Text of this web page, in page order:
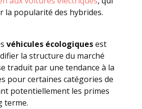
la popularité des hybrides.
véhicules écologiquesest
la structure du marché
traduit par une tendance à la
pour certaines catégories de
potentiellement les primes
terme.